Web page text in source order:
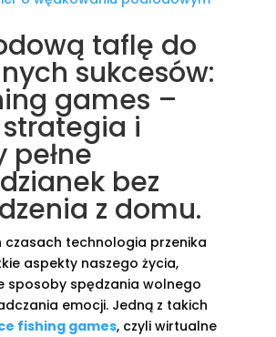
taflę do
sukcesów:
games –
i
pełne
bez
z domu.
czasach technologia przenika
aspekty naszego życia,
sposoby spędzania wolnego
emocji. Jedną z takich
fishing games, czyli wirtualne